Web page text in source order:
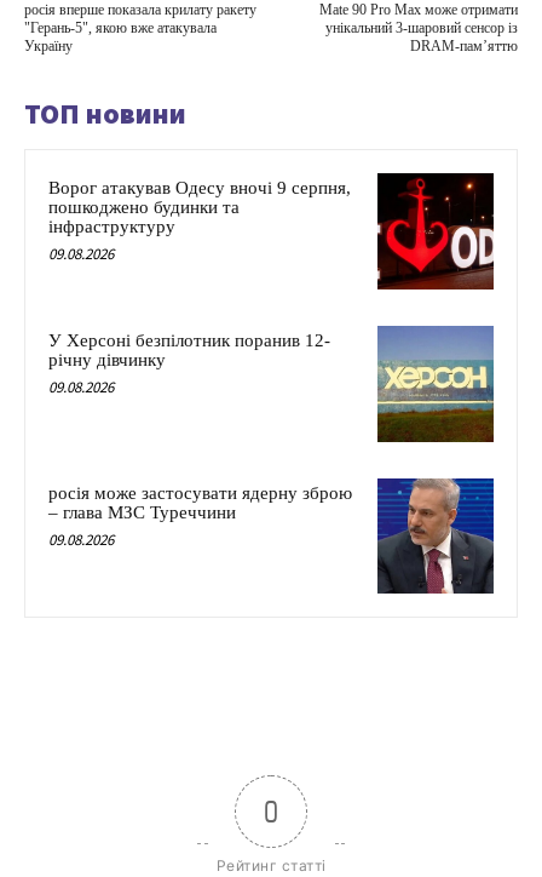
росія вперше показала крилату ракету
"Герань-5", якою вже атакувала
Україну
Mate 90 Pro Max може отримати
унікальний 3-шаровий сенсор із
DRAM-пам’яттю
ТОП новини
Ворог атакував Одесу вночі 9 серпня,
пошкоджено будинки та
інфраструктуру
09.08.2026
У Херсоні безпілотник поранив 12-
річну дівчинку
09.08.2026
росія може застосувати ядерну зброю
– глава МЗС Туреччини
09.08.2026
0
Рейтинг статті